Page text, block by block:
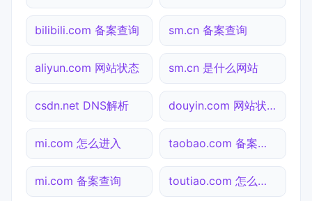
bilibili.com 备案查询 sm.cn 备案查询
aliyun.com 网站状态 sm.cn 是什么网站
csdn.net DNS解析 douyin.com 网站状态
mi.com 怎么进入 taobao.com 备案查询
mi.com 备案查询 toutiao.com 怎么进入